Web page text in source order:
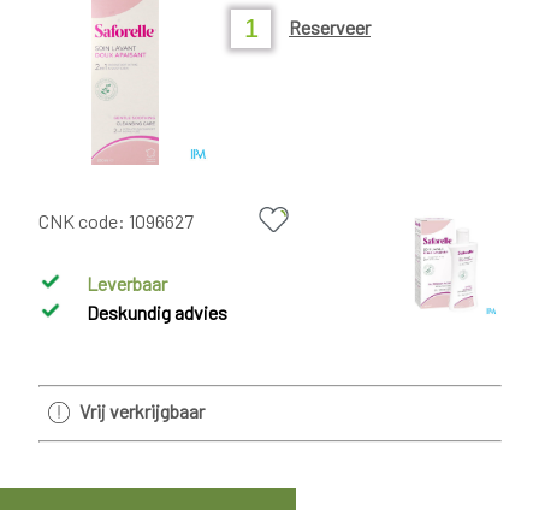
Reserveer
CNK code: 1096627
Leverbaar
Deskundig advies
Vrij verkrijgbaar